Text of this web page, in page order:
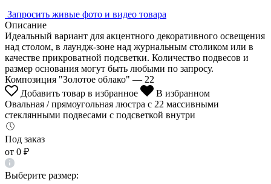
Запросить живые фото и видео товара
Описание
Идеальный вариант для акцентного декоративного освещения
над столом, в лаундж-зоне над журнальным столиком или в
качестве прикроватной подсветки. Количество подвесов и
размер основания могут быть любыми по запросу.
Композиция "Золотое облако" — 22
Добавить товар в избранное
В избранном
Овальная / прямоугольная люстра с 22 массивными
стеклянными подвесами с подсветкой внутри
Под заказ
от 0 ₽
Выберите размер: